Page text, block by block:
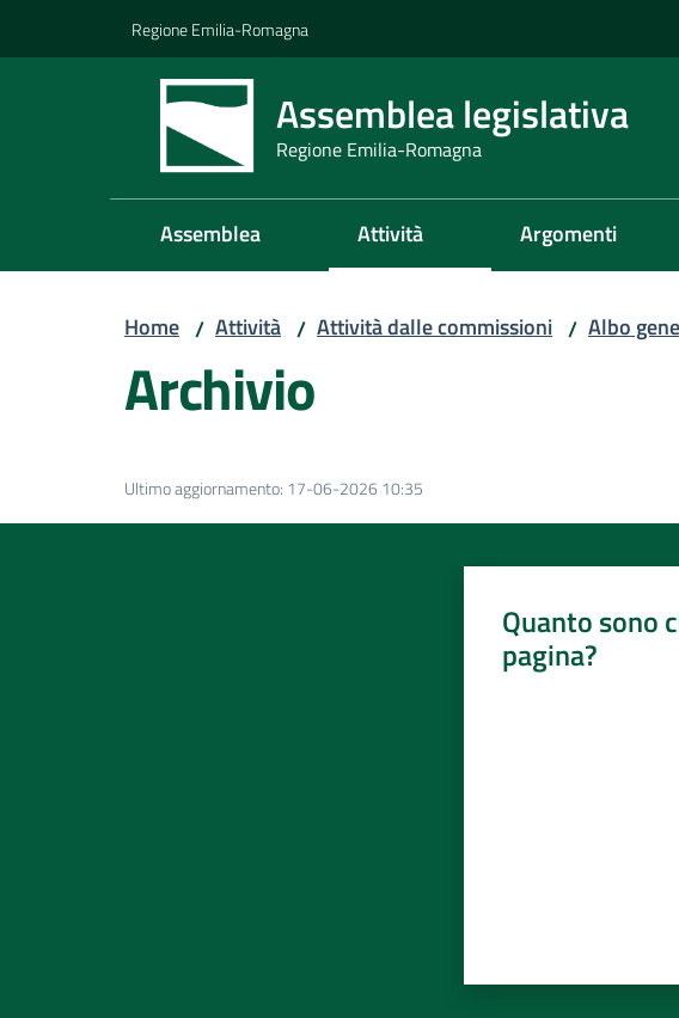
Regione Emilia-Romagna
Assemblea legislativa
Regione Emilia-Romagna
Assemblea Attività Argomenti
Home / Attività / Attività dalle commissioni / Albo
Archivio
Ultimo aggiornamento: 17-06-2026 10:35
Quanto sono
pagina?